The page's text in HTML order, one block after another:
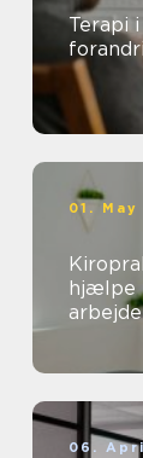
Terapi
01. May
hjælpe
arbejde
06.